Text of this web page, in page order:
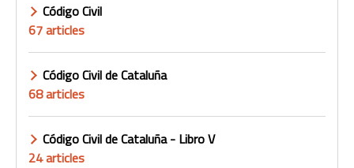
Código Civil
67 articles
Código Civil de Cataluña
68 articles
Código Civil de Cataluña - Libro V
24 articles